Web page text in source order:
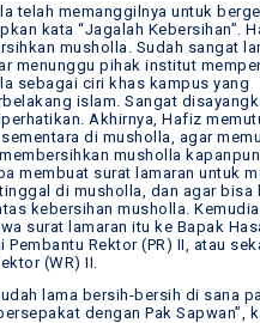
telah memanggilnya untuk
kata “Jagalah Kebersihan”.
musholla. Sudah sangat
menunggu pihak institut
sebagai ciri khas kampus yang
islam. Sangat
Akhirnya, Hafiz
di musholla, agar
musholla
membuat surat lamaran untuk
di musholla, dan agar bisa
kebersihan musholla.
surat lamaran itu ke Bapak
Pembantu Rektor (PR) II, atau
(WR) II.
lama bersih-bersih di sana
dengan Pak Sapwan”,